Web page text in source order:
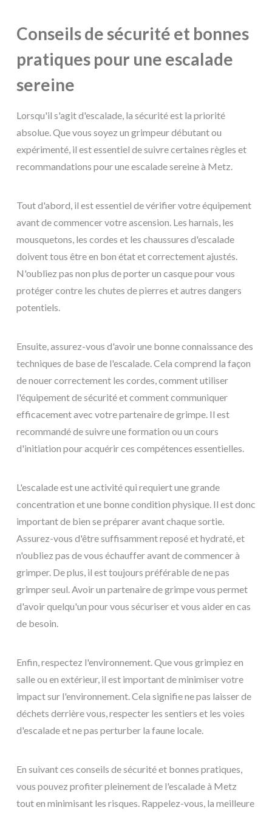
Conseils de sécurité et bonnes
pratiques pour une escalade
sereine
Lorsqu'il s'agit d'escalade, la sécurité est la priorité
absolue. Que vous soyez un grimpeur débutant ou
expérimenté, il est essentiel de suivre certaines règles et
recommandations pour une escalade sereine à Metz.
Tout d'abord, il est essentiel de vérifier votre équipement
avant de commencer votre ascension. Les harnais, les
mousquetons, les cordes et les chaussures d'escalade
doivent tous être en bon état et correctement ajustés.
N'oubliez pas non plus de porter un casque pour vous
protéger contre les chutes de pierres et autres dangers
potentiels.
Ensuite, assurez-vous d'avoir une bonne connaissance des
techniques de base de l'escalade. Cela comprend la façon
de nouer correctement les cordes, comment utiliser
l'équipement de sécurité et comment communiquer
efficacement avec votre partenaire de grimpe. Il est
recommandé de suivre une formation ou un cours
d'initiation pour acquérir ces compétences essentielles.
L'escalade est une activité qui requiert une grande
concentration et une bonne condition physique. Il est donc
important de bien se préparer avant chaque sortie.
Assurez-vous d'être suffisamment reposé et hydraté, et
n'oubliez pas de vous échauffer avant de commencer à
grimper. De plus, il est toujours préférable de ne pas
grimper seul. Avoir un partenaire de grimpe vous permet
d'avoir quelqu'un pour vous sécuriser et vous aider en cas
de besoin.
Enfin, respectez l'environnement. Que vous grimpiez en
salle ou en extérieur, il est important de minimiser votre
impact sur l'environnement. Cela signifie ne pas laisser de
déchets derrière vous, respecter les sentiers et les voies
d'escalade et ne pas perturber la faune locale.
En suivant ces conseils de sécurité et bonnes pratiques,
vous pouvez profiter pleinement de l'escalade à Metz
tout en minimisant les risques. Rappelez-vous, la meilleure